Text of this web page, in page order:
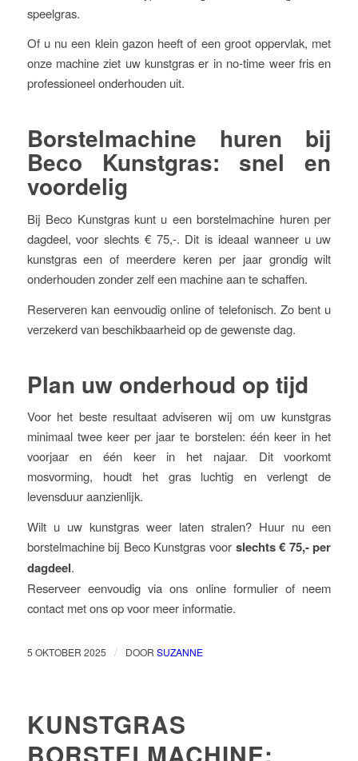
speelgras.
Of u nu een klein gazon heeft of een groot oppervlak, met
onze machine ziet uw kunstgras er in no-time weer fris en
professioneel onderhouden uit.
Borstelmachine huren bij
Beco Kunstgras: snel en
voordelig
Bij Beco Kunstgras kunt u een borstelmachine huren per
dagdeel, voor slechts € 75,-. Dit is ideaal wanneer u uw
kunstgras een of meerdere keren per jaar grondig wilt
onderhouden zonder zelf een machine aan te schaffen.
Reserveren kan eenvoudig online of telefonisch. Zo bent u
verzekerd van beschikbaarheid op de gewenste dag.
Plan uw onderhoud op tijd
Voor het beste resultaat adviseren wij om uw kunstgras
minimaal twee keer per jaar te borstelen: één keer in het
voorjaar en één keer in het najaar. Dit voorkomt
mosvorming, houdt het gras luchtig en verlengt de
levensduur aanzienlijk.
Wilt u uw kunstgras weer laten stralen? Huur nu een
borstelmachine bij Beco Kunstgras voor slechts € 75,- per
dagdeel.
Reserveer eenvoudig via ons online formulier of neem
contact met ons op voor meer informatie.
5 OKTOBER 2025 / DOOR SUZANNE
KUNSTGRAS
BORSTELMACHINE: